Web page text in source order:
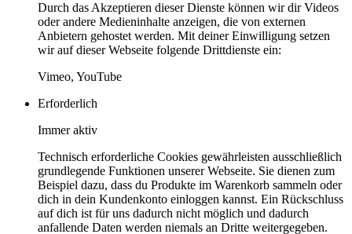
Durch das Akzeptieren dieser Dienste können wir dir Videos
oder andere Medieninhalte anzeigen, die von externen
Anbietern gehostet werden. Mit deiner Einwilligung setzen
wir auf dieser Webseite folgende Drittdienste ein:
Vimeo, YouTube
Erforderlich
Immer aktiv
Technisch erforderliche Cookies gewährleisten ausschließlich
grundlegende Funktionen unserer Webseite. Sie dienen zum
Beispiel dazu, dass du Produkte im Warenkorb sammeln oder
dich in dein Kundenkonto einloggen kannst. Ein Rückschluss
auf dich ist für uns dadurch nicht möglich und dadurch
anfallende Daten werden niemals an Dritte weitergegeben.